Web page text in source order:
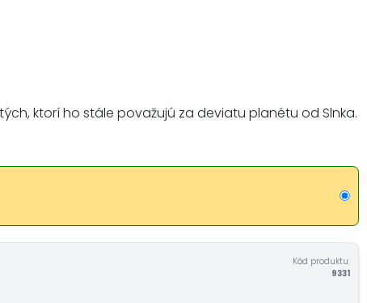
ktorí ho stále považujú za deviatu planétu od Slnka.
Kód produktu:
9331